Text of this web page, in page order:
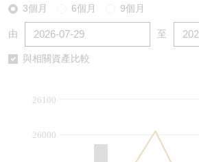
3個月 6個月 9個月
由 至
與相關資產比較
26000
26100
認股證/牛熊證日誌
牛熊證到期結算價查詢
中資ETFs溢價比較